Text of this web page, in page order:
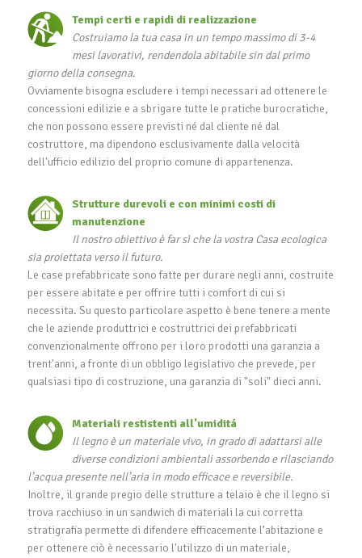
Tempi certi e rapidi di realizzazione
Costruiamo la tua casa in un tempo massimo di 3-4
mesi lavorativi, rendendola abitabile sin dal primo
giorno della consegna.
Ovviamente bisogna escludere i tempi necessari ad ottenere le
concessioni edilizie e a sbrigare tutte le pratiche burocratiche,
che non possono essere previsti né dal cliente né dal
costruttore, ma dipendono esclusivamente dalla velocità
dell'ufficio edilizio del proprio comune di appartenenza.
Strutture durevoli e con minimi costi di
manutenzione
Il nostro obiettivo è far sì che la vostra Casa ecologica
sia proiettata verso il futuro.
Le case prefabbricate sono fatte per durare negli anni, costruite
per essere abitate e per offrire tutti i comfort di cui si
necessita. Su questo particolare aspetto è bene tenere a mente
che le aziende produttrici e costruttrici dei prefabbricati
convenzionalmente offrono per i loro prodotti una garanzia a
trent'anni, a fronte di un obbligo legislativo che prevede, per
qualsiasi tipo di costruzione, una garanzia di "soli" dieci anni.
Materiali restistenti all'umiditá
Il legno è un materiale vivo, in grado di adattarsi alle
diverse condizioni ambientali assorbendo e rilasciando
l’acqua presente nell’aria in modo efficace e reversibile.
Inoltre, il grande pregio delle strutture a telaio è che il legno si
trova racchiuso in un sandwich di materiali la cui corretta
stratigrafia permette di difendere efficacemente l’abitazione e
per ottenere ciò è necessario l'utilizzo di un materiale,